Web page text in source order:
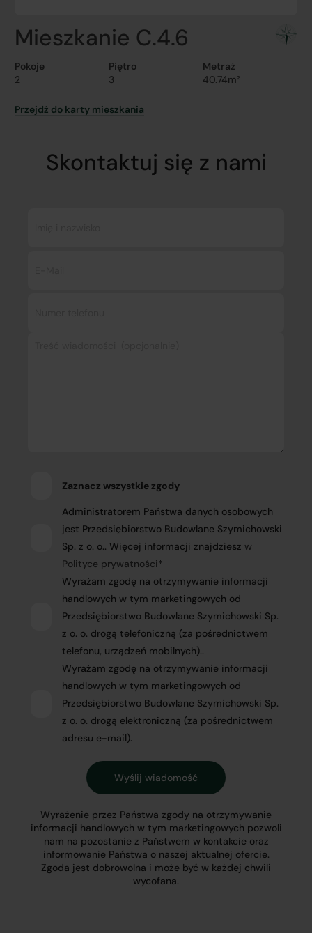
Mieszkanie C.4.6
Pokoje
2
Piętro
3
Metraż
40.74m²
Przejdź do karty mieszkania
Skontaktuj się z nami
Zaznacz wszystkie zgody
Administratorem Państwa danych osobowych
jest Przedsiębiorstwo Budowlane Szymichowski
Sp. z o. o.. Więcej informacji znajdziesz w
Polityce prywatności*
Wyrażam zgodę na otrzymywanie informacji
handlowych w tym marketingowych od
Przedsiębiorstwo Budowlane Szymichowski Sp.
z o. o. drogą telefoniczną (za pośrednictwem
telefonu, urządzeń mobilnych)..
Wyrażam zgodę na otrzymywanie informacji
handlowych w tym marketingowych od
Przedsiębiorstwo Budowlane Szymichowski Sp.
z o. o. drogą elektroniczną (za pośrednictwem
adresu e-mail).
Wyrażenie przez Państwa zgody na otrzymywanie
informacji handlowych w tym marketingowych pozwoli
nam na pozostanie z Państwem w kontakcie oraz
informowanie Państwa o naszej aktualnej ofercie.
Zgoda jest dobrowolna i może być w każdej chwili
wycofana.